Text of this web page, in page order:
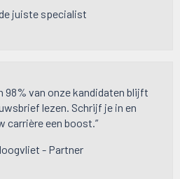
juiste specialist
98% van onze kandidaten blijft
lezen. Schrijf je in en
carrière een boost.”
- Partner